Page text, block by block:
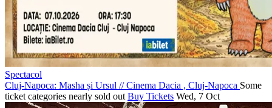
Spectacol
Cluj-Napoca: Masha și Ursul //Cinema Dacia , Cluj-Napoca Some
ticket categories nearly sold out Buy Tickets Wed, 7 Oct